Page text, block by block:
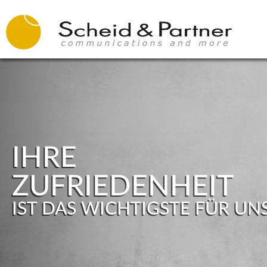
IHRE
ZUFRIEDENHEIT
IST DAS WICHTIGSTE FÜR